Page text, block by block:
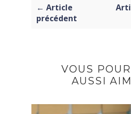
← Article
précédent
VOUS
AUSSI